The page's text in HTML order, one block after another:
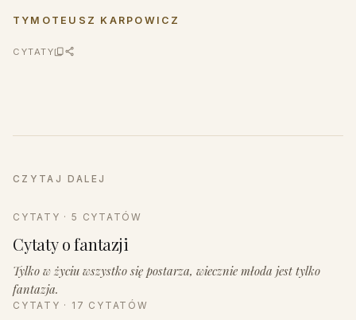
TYMOTEUSZ KARPOWICZ
CYTATY
CZYTAJ DALEJ
CYTATY · 5 CYTATÓW
Cytaty o fantazji
Tylko w życiu wszystko się postarza, wiecznie młoda jest tylko
fantazja.
CYTATY · 17 CYTATÓW